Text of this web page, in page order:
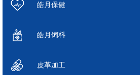
皓月保健
皓月饲料
皮革加工